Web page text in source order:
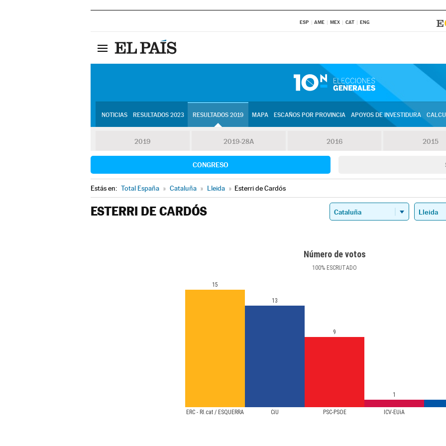
ESP AME MEX CAT ENG
NOTICIAS RESULTADOS 2023 RESULTADOS 2019 MAPA ESCAÑOS POR PROVINCIA APOYOS DE INVESTIDURA
2019 2019-28A 2016 2015
CONGRESO
Estás en: Total España » Cataluña » Lleida » Esterri de Cardós
ESTERRI DE CARDÓS
Número de votos
100% ESCRUTADO
ERC - RI.cat / ESQUERRA CiU PSC-PSOE ICV-EUiA
15
13
9
1